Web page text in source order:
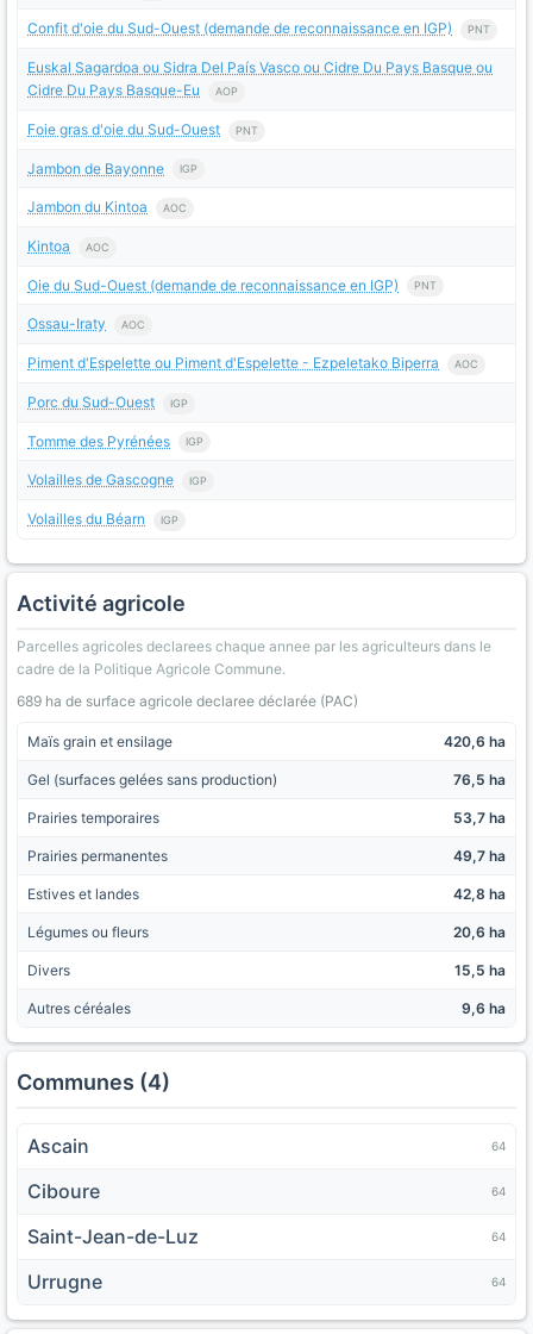
Confit d'oie du Sud-Ouest (demande de reconnaissance en IGP) PNT
Euskal Sagardoa ou Sidra Del País Vasco ou Cidre Du Pays Basque ou
Cidre Du Pays Basque-Eu
AOP
Foie gras d'oie du Sud-Ouest PNT
Jambon de Bayonne IGP
Jambon du Kintoa AOC
Kintoa AOC
Oie du Sud-Ouest (demande de reconnaissance en IGP) PNT
Ossau-Iraty AOC
Piment d'Espelette ou Piment d'Espelette - Ezpeletako Biperra AOC
Porc du Sud-Ouest IGP
Tomme des Pyrénées IGP
Volailles de Gascogne IGP
Volailles du Béarn IGP
Activité agricole
Parcelles agricoles declarees chaque annee par les agriculteurs dans le
cadre de la Politique Agricole Commune.
689 ha de surface agricole declaree déclarée (PAC)
Maïs grain et ensilage 420,6 ha
Gel (surfaces gelées sans production) 76,5 ha
Prairies temporaires 53,7 ha
Prairies permanentes 49,7 ha
Estives et landes 42,8 ha
Légumes ou fleurs 20,6 ha
Divers 15,5 ha
Autres céréales 9,6 ha
Communes (4)
Ascain 64
Ciboure 64
Saint-Jean-de-Luz 64
Urrugne 64